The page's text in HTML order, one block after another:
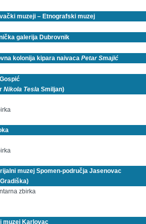
muzeji – Etnografski muzej
galerija Dubrovnik
kolonija kipara naivaca Petar Smajić
Nikola Tesla Smiljan)
muzej Spomen-područja Jasenovac
zbirka
muzej Karlovac